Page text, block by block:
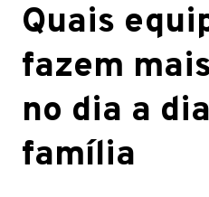
Quais
fazem
no dia a
família